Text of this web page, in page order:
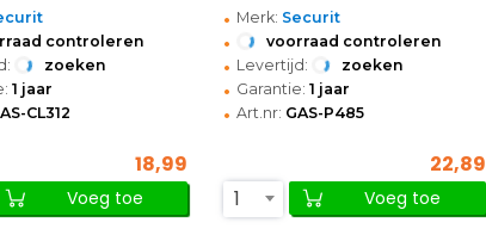
controleren
zoeken
1 jaar
CL312
18,99
Voeg toe
• Merk: Securit
• voorraad controleren
• Levertijd: zoeken
• Garantie: 1 jaar
• Art.nr: GAS-P485
22,89
1
Voeg toe